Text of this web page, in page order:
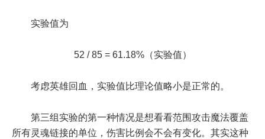
实验值为
52 / 85 = 61.18%（实验值）
考虑英雄回血，实验值比理论值略小是正常的。
第三组实验的第一种情况是想看看范围攻击魔法覆盖
所有灵魂链接的单位，伤害比例会不会有变化。其实这种